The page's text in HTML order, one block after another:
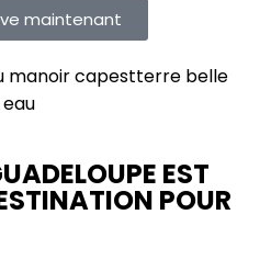
maintenant
EST
POUR